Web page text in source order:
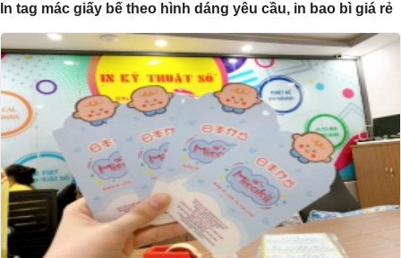
In tag mác giấy bế theo hình dáng yêu cầu, in bao bì giá rẻ